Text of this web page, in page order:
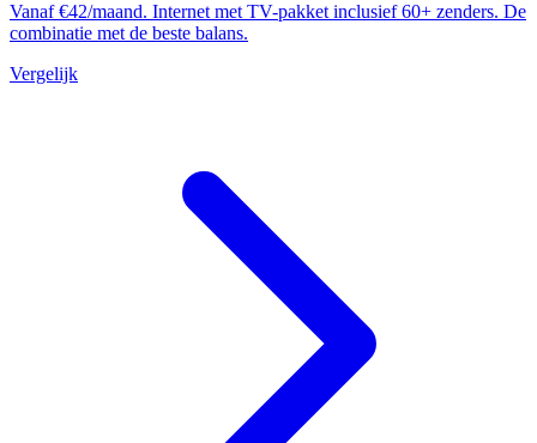
Vanaf €42/maand. Internet met TV-pakket inclusief 60+ zenders. De
combinatie met de beste balans.
Vergelijk